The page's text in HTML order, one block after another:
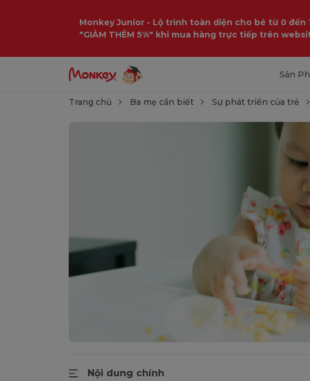
Monkey Junior - Lộ trình toàn diện cho bé từ 0 đến
"GIẢM THÊM 5%" khi mua hàng trực tiếp trên
Sản
Trang chủ Ba mẹ cần biết Sự phát triển của trẻ
Nội dung chính